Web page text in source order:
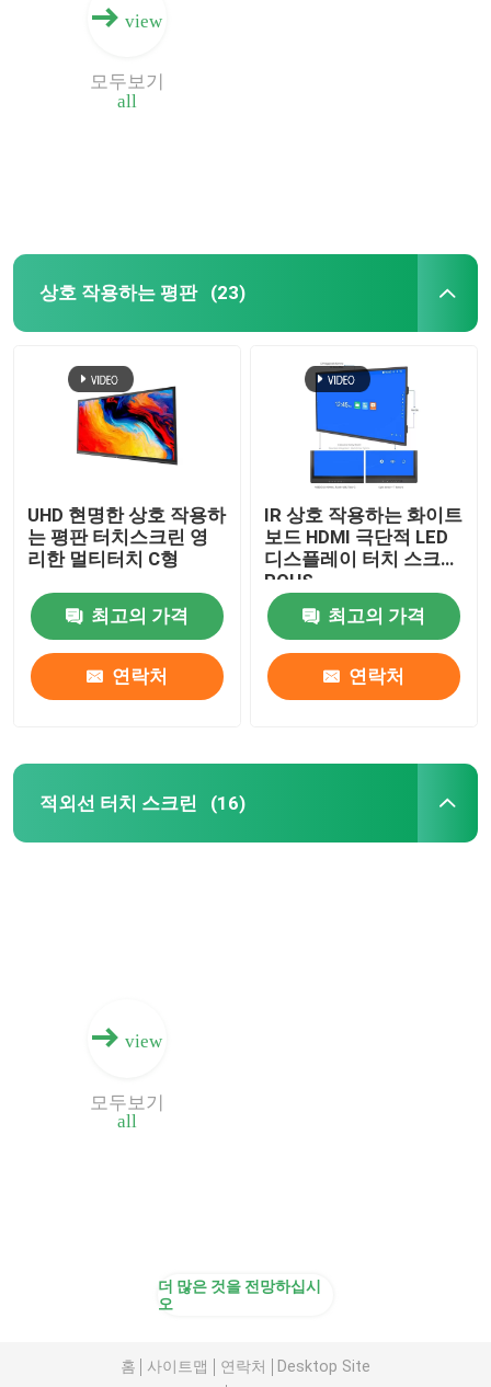
view
all
모두보기
상호 작용하는 평판 (23)
UHD 현명한 상호 작용하
는 평판 터치스크린 영
리한 멀티터치 C형
최고의 가격
연락처
IR 상호 작용하는 화이트
보드 HDMI 극단적 LED
디스플레이 터치 스크린
ROHS
최고의 가격
연락처
적외선 터치 스크린 (16)
view
all
모두보기
더 많은 것을 전망하십시
오
홈 사이트맵 연락처
Desktop Site